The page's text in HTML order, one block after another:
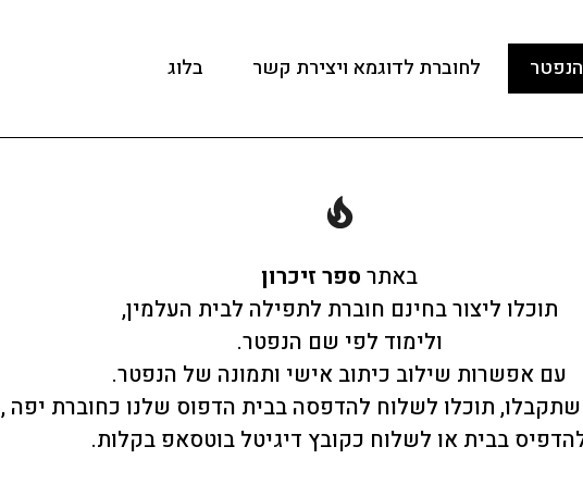
לחוברת לדוגמא ויצירת קשר בלוג
באתר ספר זיכרון
תוכלו ליצור בחינם חוברת לתפילה לבית העלמין,
ולימוד לפי שם הנפטר.
עם אפשרות שילוב כיתוב אישי ותמונה של הנפטר.
תוכלו לשלוח להדפסה בבית הדפוס שלנו כחוברת יפה ,
בבית או לשלוח כקובץ דיגיטל בוטסאפ בקלות.